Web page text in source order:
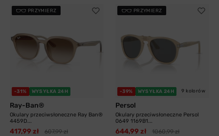
PRZYMIERZ
-31% WYSYŁKA 24H
Ray-Ban®
Okulary przeciwsłoneczne Ray Ban®
4459D...
417,99 zł 607,99 zł
PRZYMIERZ
-39% WYSYŁKA 24H 9 kolorów
Persol
Okulary przeciwsłoneczne Persol
0649 1169B1...
644,99 zł 1060,99 zł